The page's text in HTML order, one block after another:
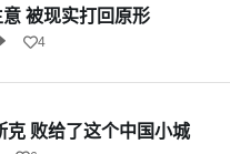
被现实打回原形
4
败给了这个中国小城